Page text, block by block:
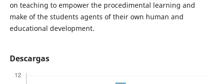
on teaching to empower the procedimental learning and
make of the students agents of their own human and
educational development.
Descargas